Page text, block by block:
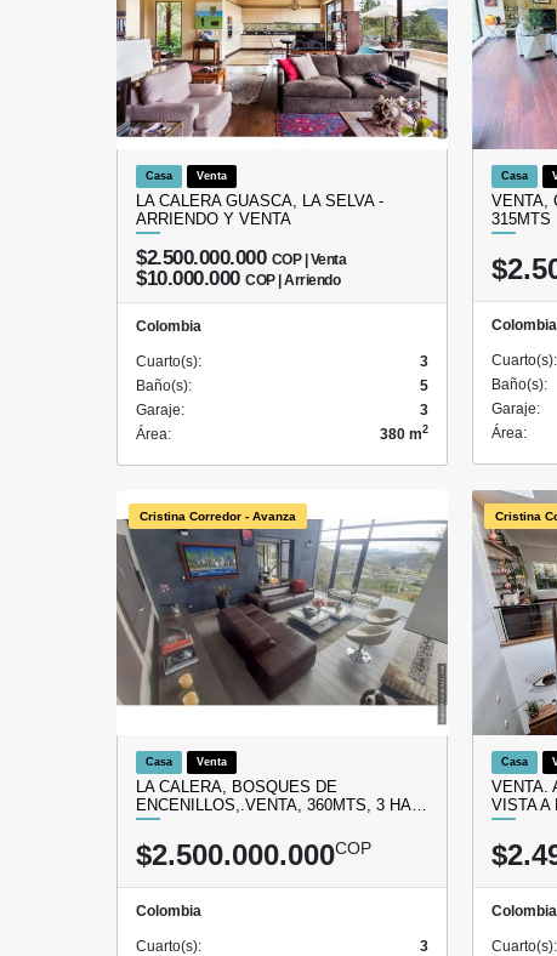
Casa Venta
LA CALERA GUASCA, LA SELVA -
ARRIENDO Y VENTA
$2.500.000.000 COP | Venta
$10.000.000 COP | Arriendo
Colombia
Cuarto(s):
3
Baño(s):
5
Garaje:
3
Área:
380 m2
Casa
VENTA,
315MTS
Colombia
Cuarto(s):
Baño(s):
Garaje:
Área:
Cristina Corredor - Avanza
Casa Venta
LA CALERA, BOSQUES DE
ENCENILLOS,.VENTA, 360MTS, 3 HA…
$2.500.000.000COP
Colombia
Cuarto(s):
3
Cristina
Casa
VENTA.
VISTA A
Colombia
Cuarto(s):